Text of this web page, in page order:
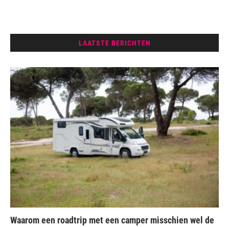
LAATSTE BERICHTEN
Waarom een roadtrip met een camper misschien wel de